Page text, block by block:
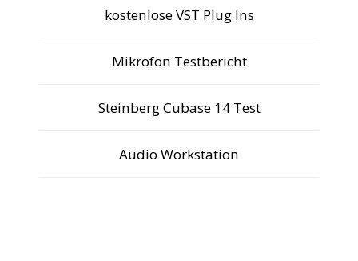
kostenlose VST Plug Ins
Mikrofon Testbericht
Steinberg Cubase 14 Test
Audio Workstation